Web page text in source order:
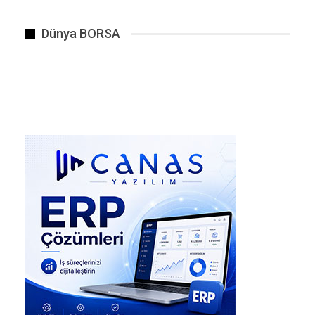
ışıkla dolmasını sağlar.
boylarında tespit ediyor. Bilim insanları bu
görünmez sinyali, desenin belirginleşmesi için
mavi tonlarına dönüştürüyor; tıpkı bir fısıltıyı
okunabilir bir altyazıya çevirmek gibi. Aslında
biz sadece, Neptün’ün kutuplarından uzakta
oturan bir aurorayı izliyoruz—bu, o gezegende
bu türden yapılan ilk net tespit.
Neptün’ün manyetik alanı oldukça çarpık—eğik
ve merkezden uzak—bu yüzden onun alan
çizgileri atmosferi beklenmedik yerlerde kat
Dünya BORSA